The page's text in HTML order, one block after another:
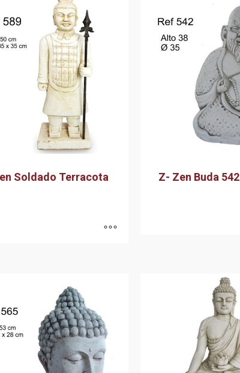
Soldado Terracota Z- Zen Buda 542